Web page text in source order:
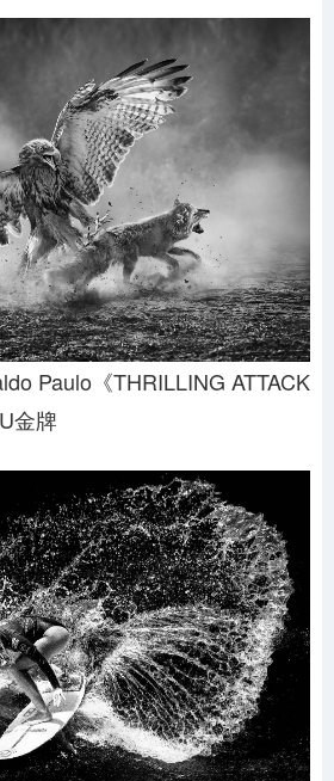
Paulo《THRILLING ATTACK
金牌